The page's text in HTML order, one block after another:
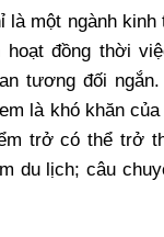
là một ngành kinh
hoạt đồng thời
tương đối
là khó khăn
trở có thể trở
du lịch; câu